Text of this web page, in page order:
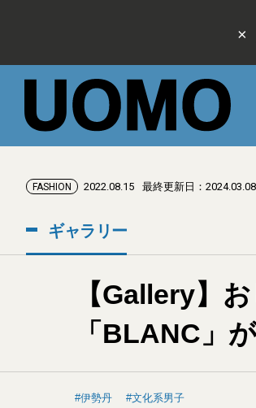
×
FASHION 2022.08.15 最終更新日：2024.03.08
ギャラリー
【Gallery】
「BLANC」
伊勢丹 文化系男子